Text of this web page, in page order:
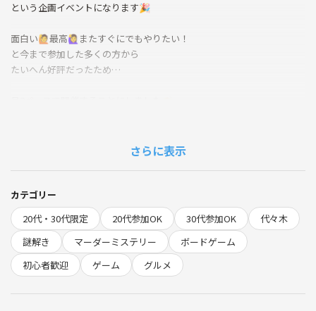
という企画イベントになります🎉
面白い🙋最高🙋‍♀️またすぐにでもやりたい！
と今まで参加した多くの方から
たいへん好評だったため…
毎月3作品を出し続けているのに
累計200作品を突破してます🎉㊗️
今回は記念すべき第🔟回目の開催になります🎉
同じ謎を解いたら高確率で仲良くなれます🙌
皆んなで友達の輪を広げましょう♾️
さらに表示
カテゴリー
20代・30代限定
20代参加OK 30代参加OK
代々木
謎解き
マーダーミステリー
ボードゲーム
初心者歓迎
ゲーム グルメ